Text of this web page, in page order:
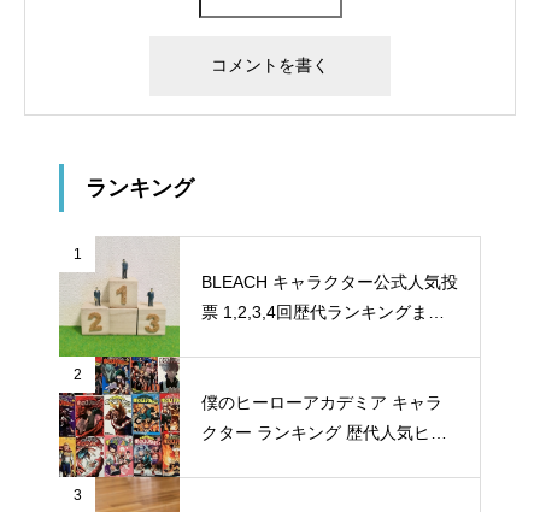
ランキング
1
BLEACH キャラクター公式人気投
票 1,2,3,4回歴代ランキングまと
2
僕のヒーローアカデミア キャラ
クター ランキング 歴代人気ヒー
3